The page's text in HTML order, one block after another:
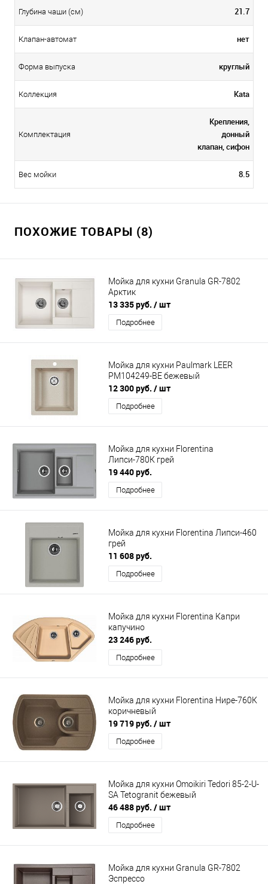
Глубина чаши (см) 21.7
Клапан-автомат нет
Форма выпуска круглый
Коллекция Kata
Комплектация
Крепления,
донный
клапан, сифон
Вес мойки 8.5
ПОХОЖИЕ ТОВАРЫ (8)
Мойка для кухни Granula GR-7802
Арктик
13 335 руб. / шт
Подробнее
Мойка для кухни Paulmark LEER
PM104249-BE бежевый
12 300 руб. / шт
Подробнее
Мойка для кухни Florentina
Липси-780К грей
19 440 руб.
Подробнее
Мойка для кухни Florentina Липси-460
грей
11 608 руб.
Подробнее
Мойка для кухни Florentina Капри
капучино
23 246 руб.
Подробнее
Мойка для кухни Florentina Нире-760К
коричневый
19 719 руб. / шт
Подробнее
Мойка для кухни Omoikiri Tedori 85-2-U-
SA Tetogranit бежевый
46 488 руб. / шт
Подробнее
Мойка для кухни Granula GR-7802
Эспрессо